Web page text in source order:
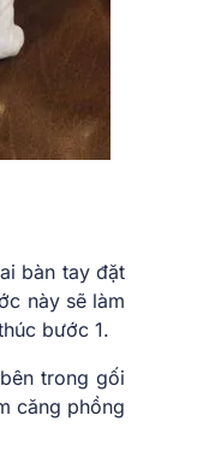
bàn tay đặt
này sẽ làm
bước 1.
trong gối
căng phồng